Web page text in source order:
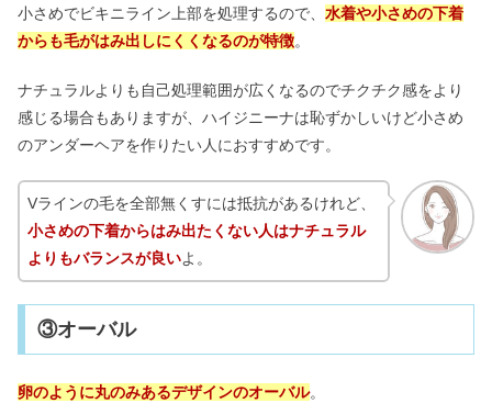
小さめでビキニライン上部を処理するので、 水着や小さめの下着
からも毛がはみ出しにくくなるのが特徴。
ナチュラルよりも自己処理範囲が広くなるのでチクチク感をより
感じる場合もありますが、ハイジニーナは恥ずかしいけど小さめ
のアンダーヘアを作りたい人におすすめです。
Vラインの毛を全部無くすには抵抗があるけれど、
小さめの下着からはみ出たくない人はナチュラル
よりもバランスが良いよ。
③オーバル
卵のように丸のみあるデザインのオーバル。